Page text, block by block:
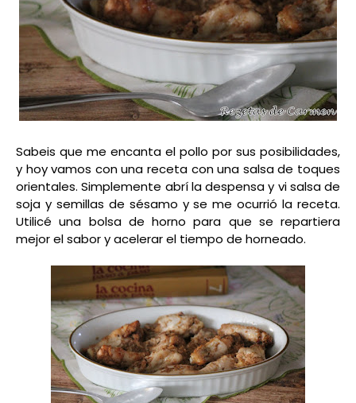
Sabeis que me encanta el pollo por sus posibilidades,
y hoy vamos con una receta con una salsa de toques
orientales. Simplemente abrí la despensa y vi salsa de
soja y semillas de sésamo y se me ocurrió la receta.
Utilicé una bolsa de horno para que se repartiera
mejor el sabor y acelerar el tiempo de horneado.